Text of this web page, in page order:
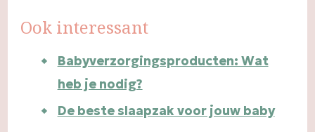
Ook interessant
Babyverzorgingsproducten: Wat
heb je nodig?
De beste slaapzak voor jouw baby